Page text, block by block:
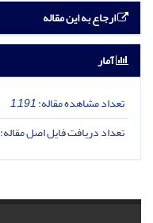
ارجاع به این مقاله
آمار
تعداد مشاهده مقاله:1,191
تعداد دریافت فایل اصل مقاله: